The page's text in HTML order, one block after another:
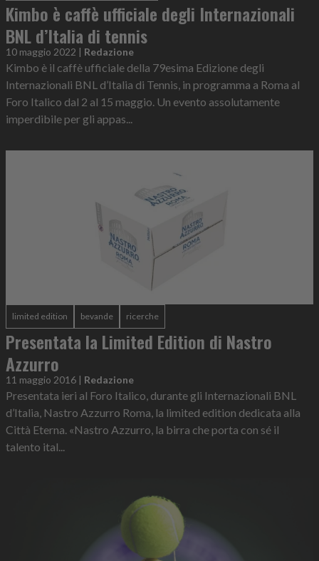
Kimbo è caffè ufficiale degli Internazionali
BNL d’Italia di tennis
10 maggio 2022 | Redazione
Kimbo è il caffè ufficiale della 79esima Edizione degli
Internazionali BNL d’Italia di Tennis, in programma a Roma al
Foro Italico dal 2 al 15 maggio. Un evento assolutamente
imperdibile per gli appas...
limited edition bevande ricerche
Presentata la Limited Edition di Nastro
Azzurro
11 maggio 2016 | Redazione
Presentata ieri al Foro Italico, durante gli Internazionali BNL
d’Italia, Nastro Azzurro Roma, la limited edition dedicata alla
Città Eterna. «Nastro Azzurro, la birra che porta con sé il
talento ital...